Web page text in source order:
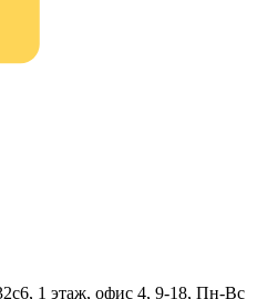
1 этаж, офис 4, 9-18, Пн-Вс